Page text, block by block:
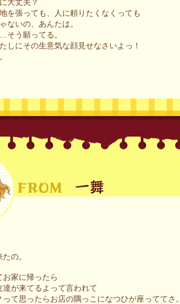
大丈夫？
を張っても、人に頼りたくなくっても
ないの、あんたは。
そう願ってる。
しにその生意気な顔見せなさいよっ！
の。
お家に帰ったら
達が来てるよって言われて
って思ったらお店の隅っこになつひが座っててさ。